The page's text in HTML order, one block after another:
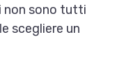
sono tutti
scegliere un